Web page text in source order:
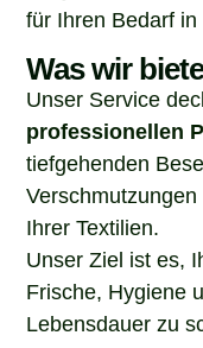
für Ihren Bedarf in
Was wir
Unser Service
professionellen
tiefgehenden
Ihrer Textilien.
Unser Ziel ist es,
Frische, Hygiene
Lebensdauer zu